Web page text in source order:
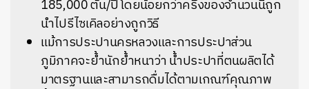
185,000 ตัน/ปี โดยน้อยกว่าครึ่งของจำนวนนี้ถูก
นำไปรีไซเคิลอย่างถูกวิธี
แม้การประปานครหลวงและการประปาส่วน
ภูมิภาคจะย้ำนักย้ำหนาว่า น้ำประปาที่ตนผลิตได้
มาตรฐานและสามารถดื่มได้ตามเกณฑ์คุณภาพ